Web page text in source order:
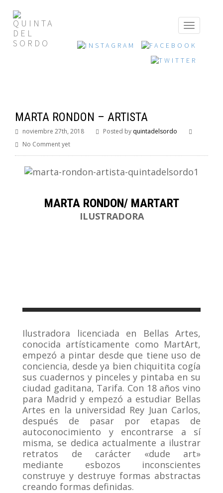
MARTA RONDON – ARTISTA
noviembre 27th, 2018 Posted by quintadelsordo
No Comment yet
MARTA RONDON/ MARTART
ILUSTRADORA
Ilustradora licenciada en Bellas Artes,
conocida artísticamente como MartArt,
empezó a pintar desde que tiene uso de
conciencia, desde ya bien chiquitita cogía
sus cuadernos y pinceles y pintaba en su
ciudad gaditana, Tarifa. Con 18 años vino
para Madrid y empezó a estudiar Bellas
Artes en la universidad Rey Juan Carlos,
después de pasar por etapas de
autoconocimiento y encontrarse a sí
misma, se dedica actualmente a ilustrar
retratos de carácter «dude art»
mediante esbozos inconscientes
construye y destruye formas abstractas
creando formas definidas.